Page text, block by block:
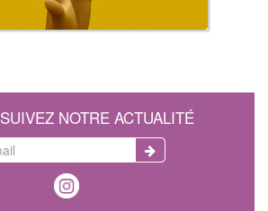
SUIVEZ NOTRE ACTUALITÉ